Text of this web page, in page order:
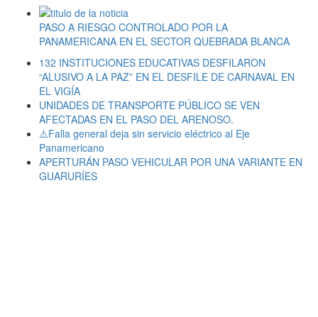
PASO A RIESGO CONTROLADO POR LA
PANAMERICANA EN EL SECTOR QUEBRADA BLANCA
132 INSTITUCIONES EDUCATIVAS DESFILARON
“ALUSIVO A LA PAZ” EN EL DESFILE DE CARNAVAL EN
EL VIGÍA
UNIDADES DE TRANSPORTE PÚBLICO SE VEN
AFECTADAS EN EL PASO DEL ARENOSO.
⚠️Falla general deja sin servicio eléctrico al Eje
Panamericano
APERTURÁN PASO VEHICULAR POR UNA VARIANTE EN
GUARURÍES